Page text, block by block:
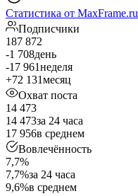
Статистика от MaxFrame.ru
Подписчики
187 872
-1 708день
-17 961неделя
+72 131месяц
Охват поста
14 473
14 473за 24 часа
17 956в среднем
Вовлечённость
7,7%
7,7%за 24 часа
9,6%в среднем